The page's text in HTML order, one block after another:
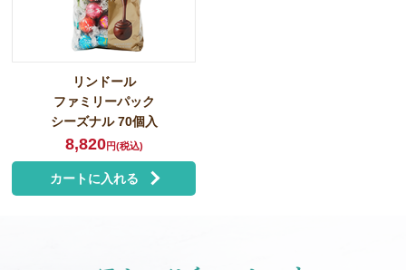
リンドール
ファミリーパック
シーズナル 70個入
8,820円(税込)
カートに入れる